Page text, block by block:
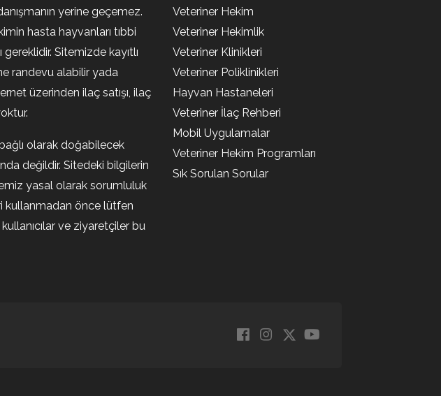
yerine geçemez.
hasta hayvanları tıbbi
Sitemizde kayıtlı
randevu alabilir yada
üzerinden ilaç satışı, ilaç
olarak doğabilecek
değildir. Sitedeki bilgilerin
yasal olarak sorumluluk
kullanmadan önce lütfen
ve ziyaretçiler bu
Veteriner Hekim
Veteriner Hekimlik
Veteriner Klinikleri
Veteriner Poliklinikleri
Hayvan Hastaneleri
Veteriner İlaç Rehberi
Mobil Uygulamalar
Veteriner Hekim Programları
Sık Sorulan Sorular